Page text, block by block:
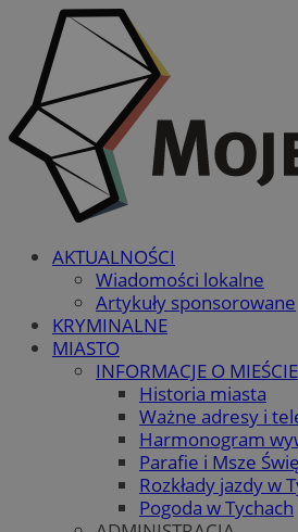
AKTUALNOŚCI
Wiadomości lokalne
Artykuły sponsorowane
KRYMINALNE
MIASTO
INFORMACJE O MIEŚCIE
Historia miasta
Ważne adresy i
Harmonogram
Parafie i Msze
Rozkłady jazdy w
Pogoda w Tychach